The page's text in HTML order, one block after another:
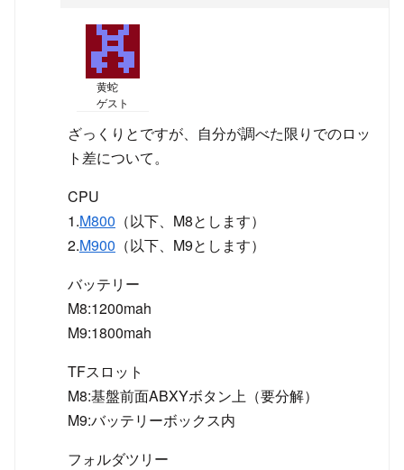
黄蛇
ゲスト
ざっくりとですが、自分が調べた限りでのロッ
ト差について。
CPU
1.M800 （以下、M8とします）
2.M900 （以下、M9とします）
バッテリー
M8:1200mah
M9:1800mah
TFスロット
M8:基盤前面ABXYボタン上（要分解）
M9:バッテリーボックス内
フォルダツリー